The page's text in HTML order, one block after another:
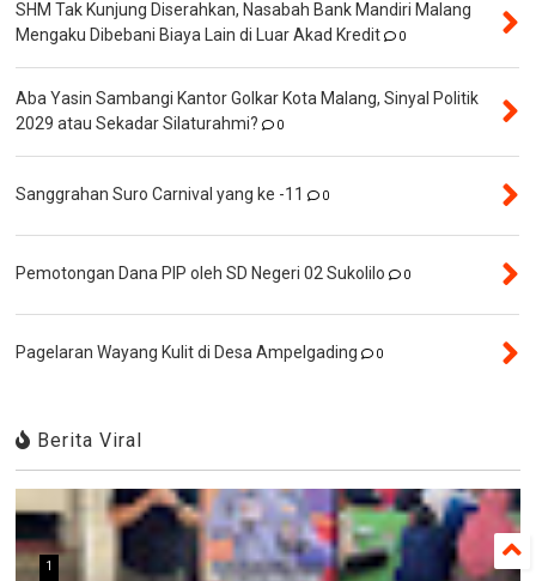
SHM Tak Kunjung Diserahkan, Nasabah Bank Mandiri Malang
Mengaku Dibebani Biaya Lain di Luar Akad Kredit
0
Aba Yasin Sambangi Kantor Golkar Kota Malang, Sinyal Politik
2029 atau Sekadar Silaturahmi?
0
Sanggrahan Suro Carnival yang ke -11 0
Pemotongan Dana PIP oleh SD Negeri 02 Sukolilo 0
Pagelaran Wayang Kulit di Desa Ampelgading 0
Berita Viral
1